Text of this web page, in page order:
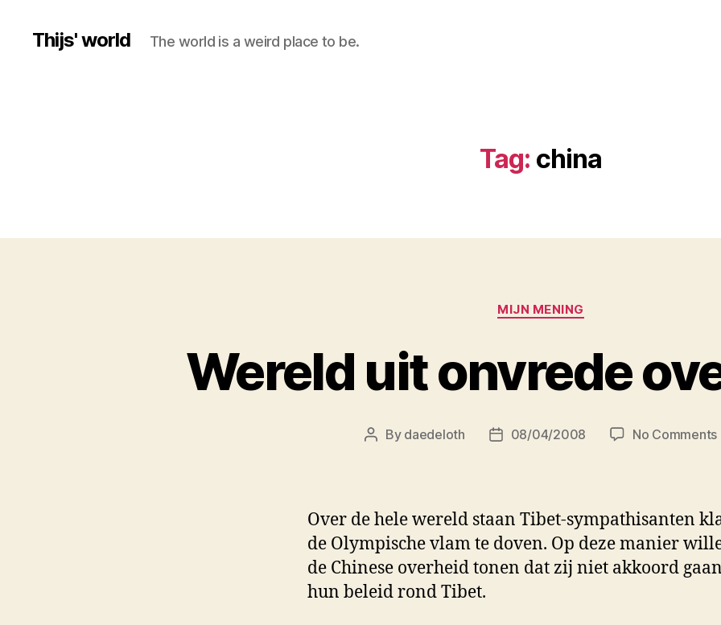
Thijs' world The world is a weird place to be.
Tag: china
Categories
MIJN MENING
Wereld uit onvrede
Post
By daedeloth
Post08/04/2008 No Comments
Over de hele wereld staan Tibet-sympathisanten
de Olympische vlam te doven. Op deze manier
de Chinese overheid tonen dat zij niet akkoord
hun beleid rond Tibet.